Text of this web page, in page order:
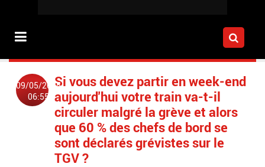
09/05/2025
06:55
Si vous devez partir en week-end
aujourd'hui votre train va-t-il
circuler malgré la grève et alors
que 60 % des chefs de bord se
sont déclarés grévistes sur le
TGV ?